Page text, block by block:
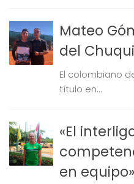
Mateo
del
El colombiano
título en...
«El
en